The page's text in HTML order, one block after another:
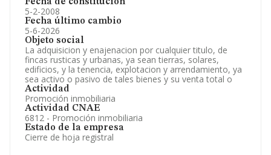
5-2-2008
Fecha último cambio
5-6-2026
Objeto social
La adquisicion y enajenacion por cualquier titulo, de
fincas rusticas y urbanas, ya sean tierras, solares,
edificios, y la tenencia, explotacion y arrendamiento, ya
sea activo o pasivo de tales bienes y su venta total o
Actividad
Promoción inmobiliaria
Actividad CNAE
6812 - Promoción inmobiliaria
Estado de la empresa
Cierre de hoja registral